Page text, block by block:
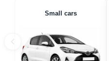
Small cars